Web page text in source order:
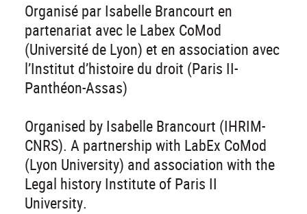
Organisé par Isabelle Brancourt en
partenariat avec le Labex CoMod
(Université de Lyon) et en association avec
l’Institut d’histoire du droit (Paris II-
Panthéon-Assas)
Organised by Isabelle Brancourt (IHRIM-
CNRS). A partnership with LabEx CoMod
(Lyon University) and association with the
Legal history Institute of Paris II
University.